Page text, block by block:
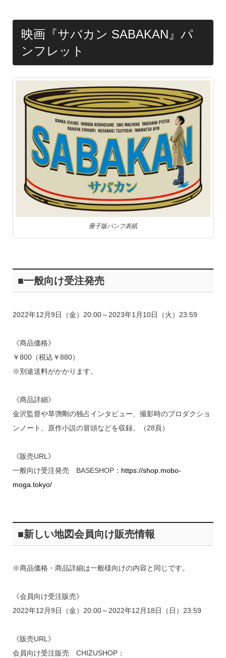
映画『サバカン SABAKAN』パ
ンフレット
冊子版パンフ表紙
■一般向け受注発売
2022年12月9日（金）20:00～2023年1月10日（火）23:59
《商品価格》
￥800（税込￥880）
※別途送料がかかります。
《商品詳細》
金沢監督や草彅剛の独占インタビュー、撮影時のプロダクショ
ンノート、原作小説の冒頭などを収録。（28頁）
《販売URL》
一般向け受注発売 BASESHOP： https://shop.mobo-
moga.tokyo/
■新しい地図会員向け販売情報
※商品価格・商品詳細は一般様向けの内容と同じです。
《会員向け受注販売》
2022年12月9日（金）20:00～2022年12月18日（日）23:59
《販売URL》
会員向け受注販売 CHIZUSHOP：